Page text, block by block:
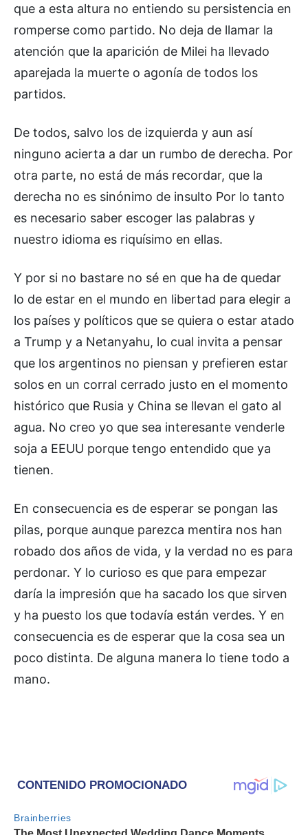
que a esta altura no entiendo su persistencia en
romperse como partido. No deja de llamar la
atención que la aparición de Milei ha llevado
aparejada la muerte o agonía de todos los
partidos.
De todos, salvo los de izquierda y aun así
ninguno acierta a dar un rumbo de derecha. Por
otra parte, no está de más recordar, que la
derecha no es sinónimo de insulto Por lo tanto
es necesario saber escoger las palabras y
nuestro idioma es riquísimo en ellas.
Y por si no bastare no sé en que ha de quedar
lo de estar en el mundo en libertad para elegir a
los países y políticos que se quiera o estar atado
a Trump y a Netanyahu, lo cual invita a pensar
que los argentinos no piensan y prefieren estar
solos en un corral cerrado justo en el momento
histórico que Rusia y China se llevan el gato al
agua. No creo yo que sea interesante venderle
soja a EEUU porque tengo entendido que ya
tienen.
En consecuencia es de esperar se pongan las
pilas, porque aunque parezca mentira nos han
robado dos años de vida, y la verdad no es para
perdonar. Y lo curioso es que para empezar
daría la impresión que ha sacado los que sirven
y ha puesto los que todavía están verdes. Y en
consecuencia es de esperar que la cosa sea un
poco distinta. De alguna manera lo tiene todo a
mano.